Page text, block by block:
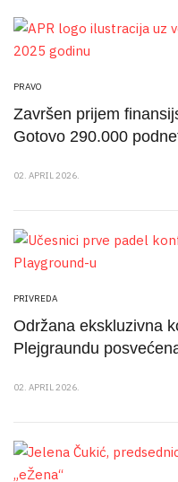
PRAVO
Završen prijem
Gotovo 290.000
02. APRIL 2026.
PRIVREDA
Održana ekskluzivna
Plejgraundu
02. APRIL 2026.